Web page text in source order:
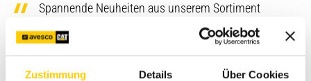
Zustimmung Details Über Cookies
Spannende Neuheiten aus unserem Sortiment
Persönliche Beratung & inspirierende Fachgespräche
Ideen für deine zukünftigen Projekte